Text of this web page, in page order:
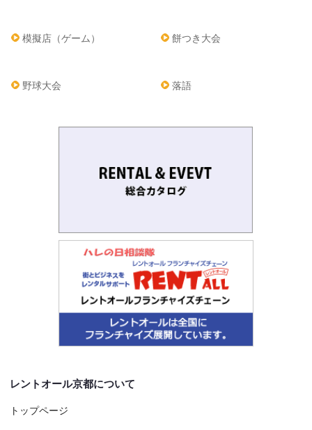
模擬店（ゲーム） 餅つき大会
野球大会 落語
レントオール京都について
トップページ